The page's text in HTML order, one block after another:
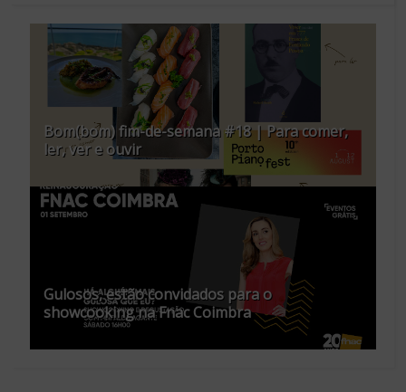
Bom(bom) fim-de-semana #18 | Para comer,
ler, ver e ouvir
Gulosos, estão convidados para o
showcooking na Fnac Coimbra